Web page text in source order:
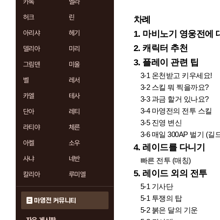
허크
린
아리샤
헤기
델리아
미리
그림덴
미울
벨
레서
카엘
테사
단아
레티
라티야
체른
아켈
소우
사냐
네반
칼리아
루미엘
마영전 커뮤니티
차례
1. 마비노기 영웅전에
2. 캐릭터 추천
3. 플레이 관련 팁
3-1 온천받고 키우세요!
3-2 스킬 뭐 찍을까요?
3-3 과금 할거 있나요?
3-4 마영전의 전투 스킬
3-5 진영 변신
3-6 매일 300AP 벌기 (길
4. 레이드를 다니기
빠른 전투 (매칭)
5. 레이드 외의 전투
5-1 기사단
5-1 투쟁의 탑
5-2 붉은 달의 기운